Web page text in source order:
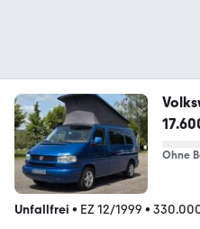
Ohne
Unfallfrei • EZ 12/1999 •